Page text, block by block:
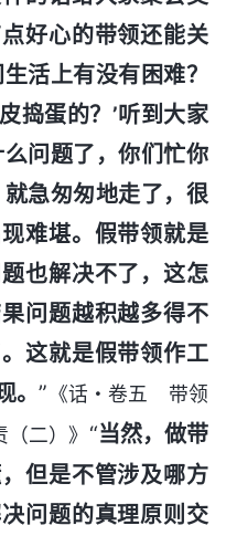
好心的带领还能关
活上有没有困难？
捣蛋的？’听到大家
问题了，你们忙你
急匆匆地走了，很
难堪。假带领就是
也解决不了，这怎
问题越积越多得不
这就是假带领作工
。” 《话・卷五 带领
二）》 “当然，做带
但是不管涉及哪方
问题的真理原则交